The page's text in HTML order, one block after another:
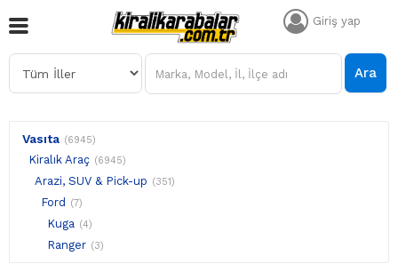
Giriş yap
Ara
Vasıta (6945)
Kiralık Araç (6945)
Arazi, SUV & Pick-up (351)
Ford (7)
Kuga (4)
Ranger (3)